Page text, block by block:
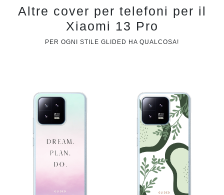
Altre cover per telefoni per il
Xiaomi 13 Pro
PER OGNI STILE GLIDED HA QUALCOSA!